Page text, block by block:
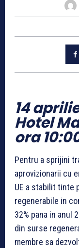
14
Hotel
ora
Pentru a sprijini
aprovizionarii cu
UE a stabilit tinte
regenerabile in
32% pana in anul
din surse
membre sa